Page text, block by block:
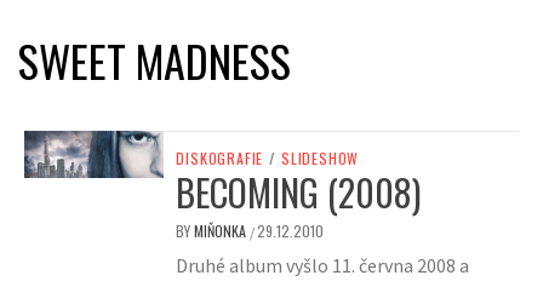
SWEET MADNESS
DISKOGRAFIE / SLIDESHOW
BECOMING (2008)
BYMIŇONKA /29.12.2010
Druhé album vyšlo 11. června 2008 a